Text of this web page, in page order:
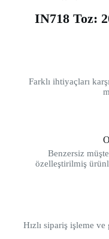
IN718 Toz:
Farklı ihtiyaçları
Benzersiz
özelleştirilmiş
Hızlı sipariş işleme